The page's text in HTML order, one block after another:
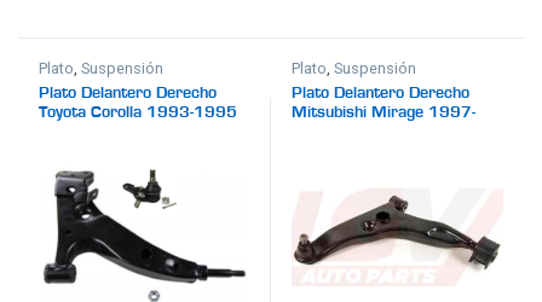
Plato ,Suspensión
Plato Delantero Derecho
Toyota Corolla 1993-1995
Plato ,Suspensión
Plato Delantero Derecho
Mitsubishi Mirage 1997-